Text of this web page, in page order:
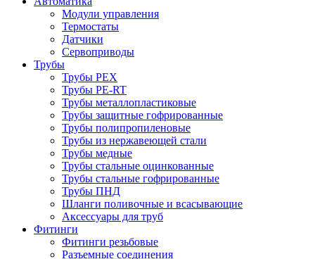
Модули управления
Термостаты
Датчики
Сервоприводы
Трубы
Трубы PEX
Трубы PE-RT
Трубы металлопластиковые
Трубы защитные гофрированные
Трубы полипропиленовые
Трубы из нержавеющей стали
Трубы медные
Трубы стальные оцинкованные
Трубы стальные гофрированные
Трубы ПНД
Шланги поливочные и всасывающие
Аксессуары для труб
Фитинги
Фитинги резьбовые
Разъемные соединения